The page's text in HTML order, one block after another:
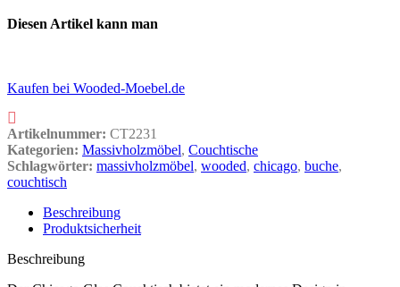
Diesen Artikel kann man
Kaufen bei Wooded-Moebel.de
Artikelnummer: CT2231
Kategorien: Massivholzmöbel, Couchtische
Schlagwörter: massivholzmöbel, wooded, chicago, buche,
couchtisch
Beschreibung
Produktsicherheit
Beschreibung